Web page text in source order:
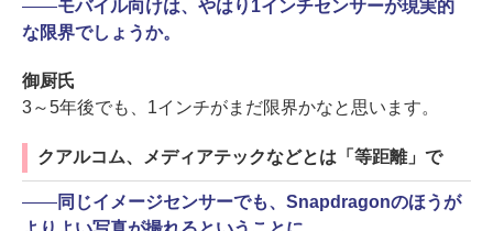
――モバイル向けは、やはり1インチセンサーが現実的
な限界でしょうか。
御厨氏
3～5年後でも、1インチがまだ限界かなと思います。
クアルコム、メディアテックなどとは「等距離」で
――同じイメージセンサーでも、Snapdragonのほうが